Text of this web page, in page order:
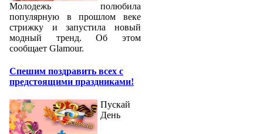
Молодежь полюбила
популярную в прошлом веке
стрижку и запустила новый
модный тренд. Об этом
сообщает Glamour.
Спешим поздравить всех с
предстоящими праздниками!
Пускай
День